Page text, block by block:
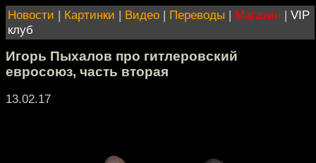
Новости | Картинки | Видео | Переводы | Магазин | VIP
клуб
Игорь Пыхалов про гитлеровский
евросоюз, часть вторая
13.02.17